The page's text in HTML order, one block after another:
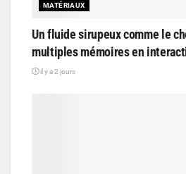
MATÉRIAUX
Un fluide sirupeux comme le
multiples mémoires en
il y a 2 jours